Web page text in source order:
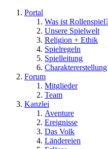
Portal
Was ist
Unsere Spielwelt
Religion + Ethik
Spielregeln
Spielleitung
Charaktererstellung
Forum
Mitglieder
Team
Kanzlei
Aventure
Ereignisse
Das Volk
Ländereien